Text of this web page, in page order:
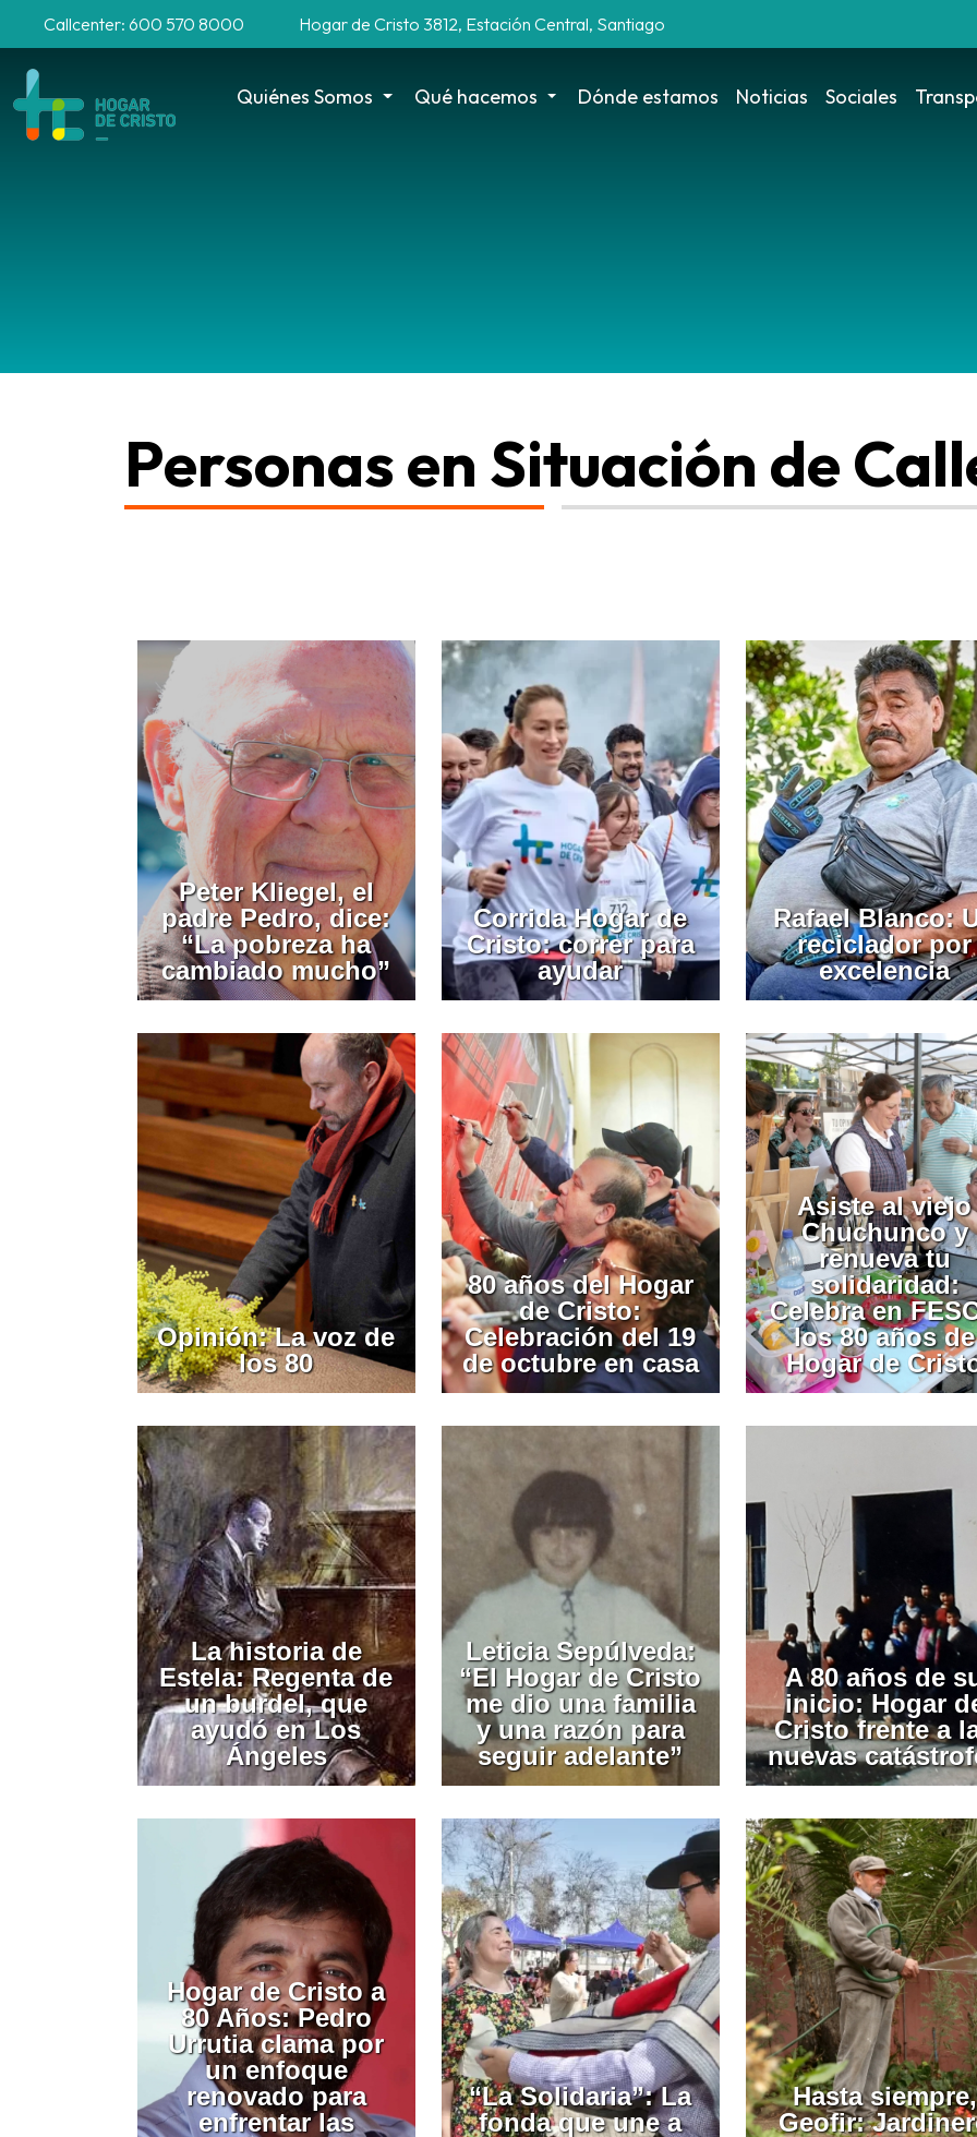
Callcenter: 600 570 8000 Hogar de Cristo 3812, Estación Central, Santiago
Quiénes Somos Qué hacemos Dónde estamos Noticias Sociales
Personas en Situación de
Peter Kliegel, el
padre Pedro, dice:
“La pobreza ha
cambiado mucho”
Corrida Hogar de
Cristo: correr para
ayudar
Rafael Blanco:
reciclador por
excelencia
Opinión: La voz de
los 80
80 años del Hogar
de Cristo:
Celebración del 19
de octubre en casa
Asiste al viejo
Chuchunco y
renueva tu
solidaridad:
Celebra en
los 80 años de
Hogar de
La historia de
Estela: Regenta de
un burdel, que
ayudó en Los
Ángeles
Leticia Sepúlveda:
“El Hogar de Cristo
me dio una familia
y una razón para
seguir adelante”
A 80 años de
inicio: Hogar
Cristo frente a
nuevas
Hogar de Cristo a
80 Años: Pedro
Urrutia clama por
un enfoque
renovado para
enfrentar las
“La Solidaria”: La
fonda que une a
Hasta siempre,
Geofir: